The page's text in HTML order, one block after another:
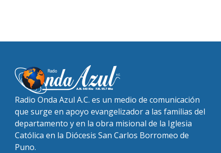
Radio Onda Azul A.C. es un medio de comunicación
que surge en apoyo evangelizador a las familias del
departamento y en la obra misional de la Iglesia
Católica en la Diócesis San Carlos Borromeo de
Puno.